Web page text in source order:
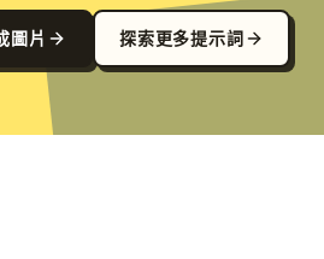
圖片 探索更多提示詞